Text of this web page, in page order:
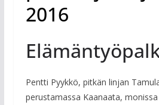
2016
Pentti Pyykkö, pitkän linjan
perustamassa Kaanaata, monissa